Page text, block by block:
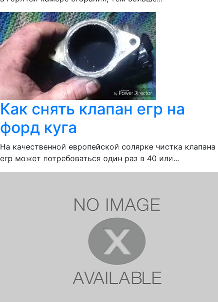
Как снять клапан егр на
форд куга
На качественной европейской солярке чистка клапана
егр может потребоваться один раз в 40 или...